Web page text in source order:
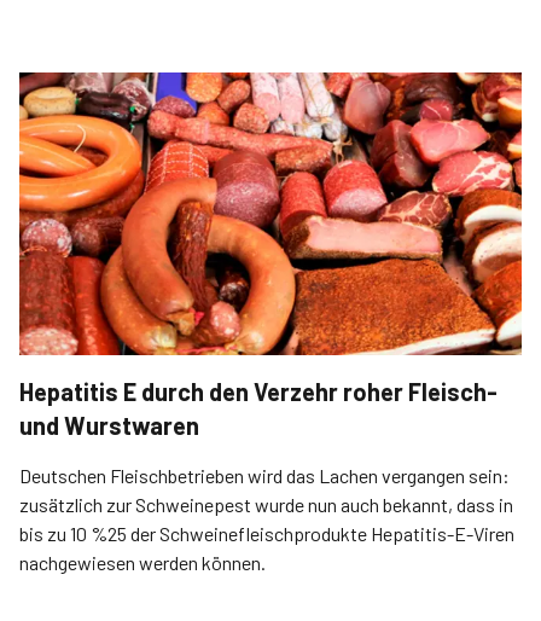
Hepatitis E durch den Verzehr roher Fleisch-
und Wurstwaren
Deutschen Fleischbetrieben wird das Lachen vergangen sein:
zusätzlich zur Schweinepest wurde nun auch bekannt, dass in
bis zu 10 %25 der Schweinefleischprodukte Hepatitis-E-Viren
nachgewiesen werden können.